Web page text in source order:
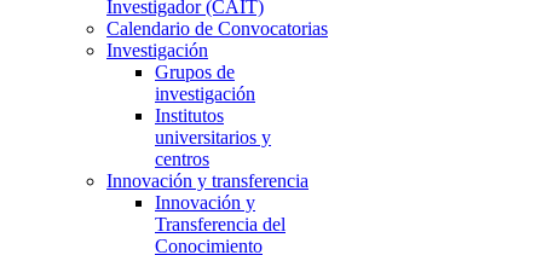
Investigador (CAIT)
Calendario de Convocatorias
Investigación
Grupos de
investigación
Institutos
universitarios y
centros
Innovación y transferencia
Innovación y
Transferencia del
Conocimiento